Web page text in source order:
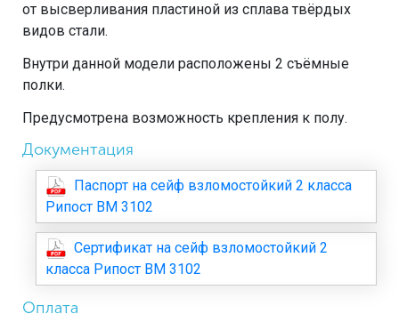
от высверливания пластиной из сплава твёрдых
видов стали.
Внутри данной модели расположены 2 съёмные
полки.
Предусмотрена возможность крепления к полу.
Документация
Паспорт на сейф взломостойкий 2 класса
Рипост ВМ 3102
Сертификат на сейф взломостойкий 2
класса Рипост ВМ 3102
Оплата